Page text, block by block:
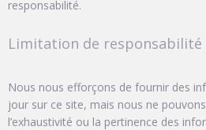
responsabilité.
Limitation de responsabilité
Nous nous efforçons de fournir des
jour sur ce site, mais nous ne
l’exhaustivité ou la pertinence des